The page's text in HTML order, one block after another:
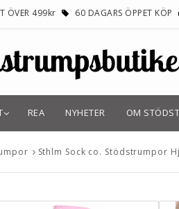
ÖVER 499kr 60 DAGARS ÖPPET KÖP
REA NYHETER OM
Sthlm Sock co. Stödstrumpor